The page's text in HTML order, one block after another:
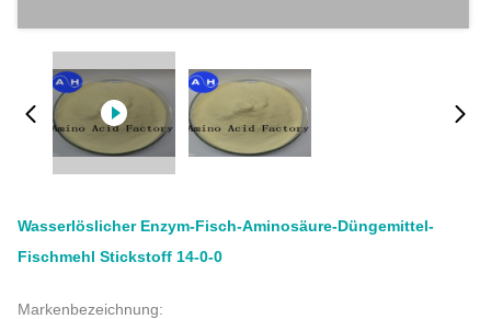
Wasserlöslicher Enzym-Fisch-Aminosäure-Düngemittel-
Fischmehl Stickstoff 14-0-0
Markenbezeichnung: